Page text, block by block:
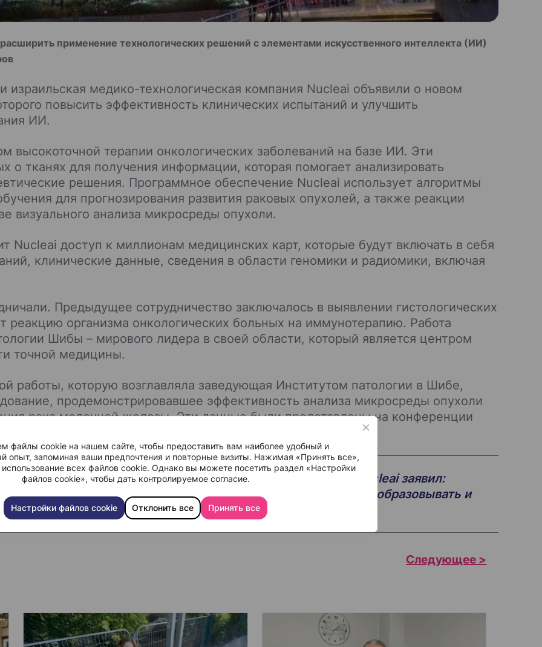
файлы cookie на нашем сайте, чтобы предоставить вам наиболее удобный и
опыт, запоминая ваши предпочтения и повторные визиты. Нажимая «Принять все»,
всех файлов cookie. Однако вы можете посетить раздел «Настройки
файлов cookie», чтобы дать контролируемое согласие.
Настройки файлов cookie Отклонить все Принять все
применение технологических решений с элементами искусственного интеллекта (ИИ)
израильская медико-технологическая компания Nucleai объявили о новом
повысить эффективность клинических испытаний и улучшить
ИИ.
высокоточной терапии онкологических заболеваний на базе ИИ. Эти
о тканях для получения информации, которая помогает анализировать
решения. Программное обеспечение Nucleai использует алгоритмы
для прогнозирования развития раковых опухолей, а также реакции
визуального анализа микросреды опухоли.
Nucleai доступ к миллионам медицинских карт, которые будут включать в себя
клинические данные, сведения в области геномики и радиомики, включая
Предыдущее сотрудничество заключалось в выявлении гистологических
реакцию организма онкологических больных на иммунотерапию. Работа
Шибы – мирового лидера в своей области, который является центром
точной медицины.
работы, которую возглавляла заведующая Институтом патологии в Шибе,
продемонстрировавшее эффективность анализа микросреды опухоли
рака молочной железы. Эти данные были представлены на конференции
(ASCO) в 2020 году.
о сотрудничестве, представитель компании Nucleai заявил:
в области больших данных и технологий позволяет преобразовывать и
в экосистеме здравоохранения”.